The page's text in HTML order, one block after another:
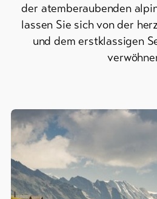
der atemberaubenden
lassen Sie sich von der
und dem erstklassigen